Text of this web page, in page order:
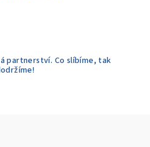
partnerství. Co slíbíme, tak